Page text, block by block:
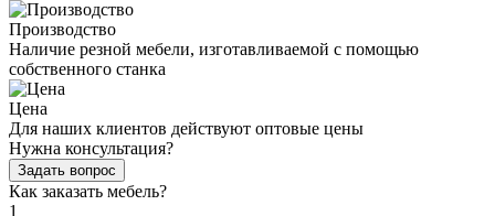
Производство
Наличие резной мебели, изготавливаемой с помощью
собственного станка
Цена
Для наших клиентов действуют оптовые цены
Нужна консультация?
Задать вопрос
Как заказать мебель?
1